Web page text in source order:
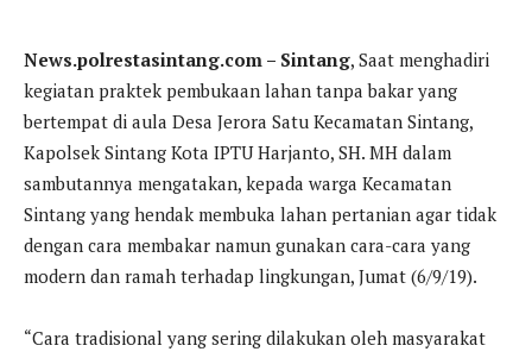
News.polrestasintang.com – Sintang, Saat menghadiri
kegiatan praktek pembukaan lahan tanpa bakar yang
bertempat di aula Desa Jerora Satu Kecamatan Sintang,
Kapolsek Sintang Kota IPTU Harjanto, SH. MH dalam
sambutannya mengatakan, kepada warga Kecamatan
Sintang yang hendak membuka lahan pertanian agar tidak
dengan cara membakar namun gunakan cara-cara yang
modern dan ramah terhadap lingkungan, Jumat (6/9/19).
“Cara tradisional yang sering dilakukan oleh masyarakat